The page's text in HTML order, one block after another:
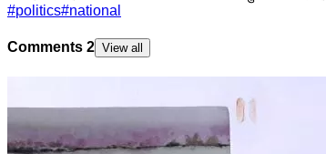
#politics#national
Comments 2 View all